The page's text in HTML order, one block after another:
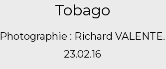
Tobago
Photographie : Richard VALENTE.
23.02.16